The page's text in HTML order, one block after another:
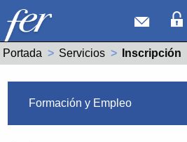
Portada Servicios Actual:
Inscripción
Formación y Empleo